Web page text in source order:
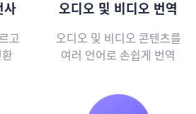
사
고
오디오 및 비디오 번역
오디오 및 비디오 콘텐츠를
여러 언어로 손쉽게 번역